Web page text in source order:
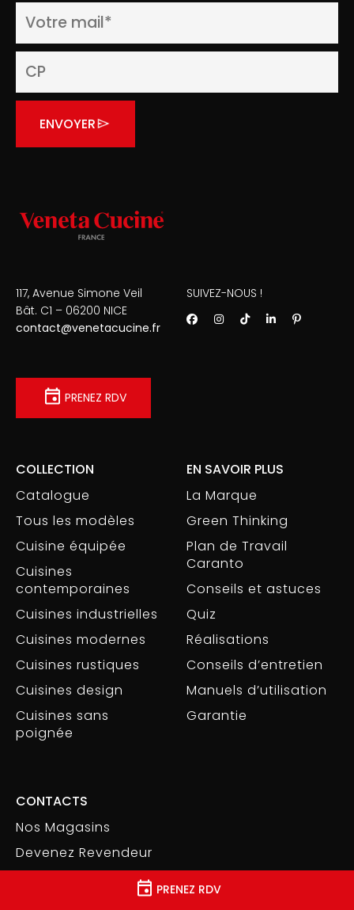
PRENEZ RDV
ENVOYER
117, Avenue Simone Veil
Bât. C1 – 06200 NICE
contact@venetacucine.fr
SUIVEZ-NOUS !
PRENEZ RDV
COLLECTION
Catalogue
Tous les modèles
Cuisine équipée
Cuisines
contemporaines
Cuisines industrielles
Cuisines modernes
Cuisines rustiques
Cuisines design
Cuisines sans
poignée
EN SAVOIR PLUS
La Marque
Green Thinking
Plan de Travail
Caranto
Conseils et astuces
Quiz
Réalisations
Conseils d’entretien
Manuels d’utilisation
Garantie
CONTACTS
Nos Magasins
Devenez Revendeur
Travaillez avec nous